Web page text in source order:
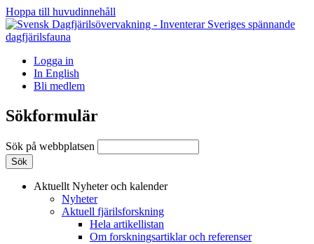
Hoppa till huvudinnehåll
Logga in
In English
Bli medlem
Sökformulär
Sök på webbplatsen
Aktuellt Nyheter och kalender
Nyheter
Aktuell fjärilsforskning
Hela artikellistan
Om forskningsartiklar och referenser